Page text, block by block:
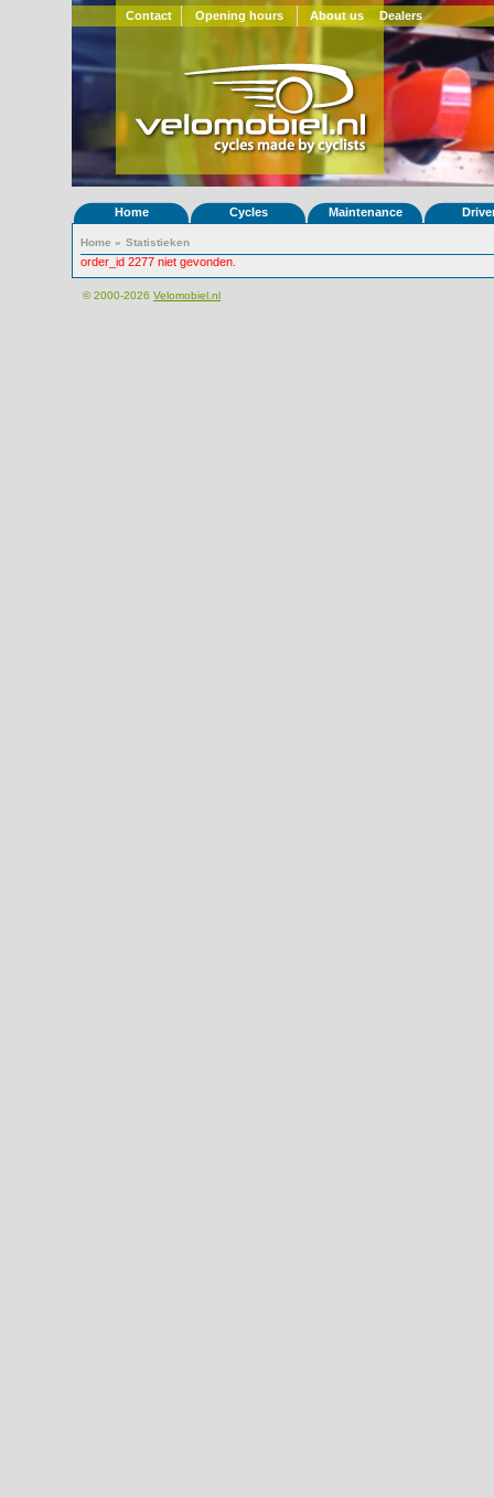
Contact Opening hours About us Dealers
Home Cycles Maintenance
Home » Statistieken
order_id 2277 niet gevonden.
© 2000-2026 Velomobiel.nl